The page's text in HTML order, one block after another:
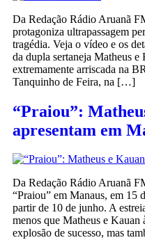
Da Redação Rádio Aruanã
protagoniza ultrapassagem
tragédia. Veja o vídeo e os
da dupla sertaneja Matheus
extremamente arriscada na
Tanquinho de Feira, na […]
“Praiou”:
apresentam em
Da Redação Rádio Aruanã
“Praiou” em Manaus, em 15
partir de 10 de junho. A
menos que Matheus e Kauan
explosão de sucesso, mas